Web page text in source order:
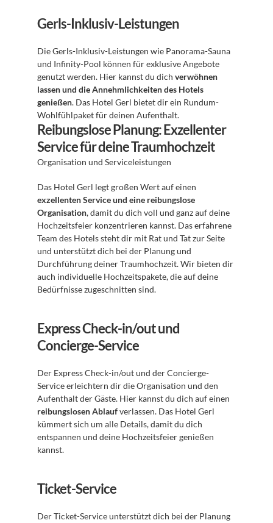
Gerls-Inklusiv-Leistungen
Die Gerls-Inklusiv-Leistungen wie Panorama-Sauna
und Infinity-Pool können für exklusive Angebote
genutzt werden. Hier kannst du dich verwöhnen
lassen und die Annehmlichkeiten des Hotels
genießen. Das Hotel Gerl bietet dir ein Rundum-
Wohlfühlpaket für deinen Aufenthalt.
Reibungslose Planung: Exzellenter
Service für deine Traumhochzeit
Organisation und Serviceleistungen
exzellenten Service und eine reibungslose
Organisation, damit du dich voll und ganz auf deine
Hochzeitsfeier konzentrieren kannst. Das erfahrene
Team des Hotels steht dir mit Rat und Tat zur Seite
und unterstützt dich bei der Planung und
Durchführung deiner Traumhochzeit. Wir bieten dir
auch individuelle Hochzeitspakete, die auf deine
Bedürfnisse zugeschnitten sind.
Express Check-in/out und
Concierge-Service
Der Express Check-in/out und der Concierge-
Service erleichtern dir die Organisation und den
reibungslosen Ablauf verlassen. Das Hotel Gerl
kümmert sich um alle Details, damit du dich
entspannen und deine Hochzeitsfeier genießen
kannst.
Ticket-Service
Der Ticket-Service unterstützt dich bei der Planung